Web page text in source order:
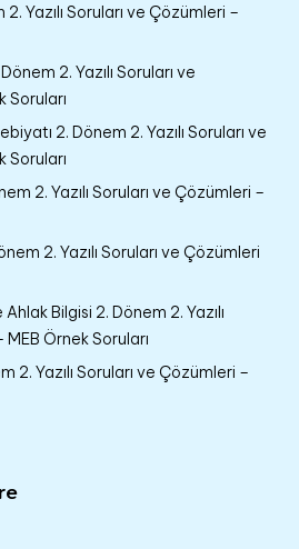
2. Yazılı Soruları ve Çözümleri –
2. Yazılı Soruları ve
Soruları
2. Dönem 2. Yazılı Soruları ve
Soruları
2. Yazılı Soruları ve Çözümleri –
2. Yazılı Soruları ve Çözümleri
Ahlak Bilgisi 2. Dönem 2. Yazılı
Örnek Soruları
2. Yazılı Soruları ve Çözümleri –